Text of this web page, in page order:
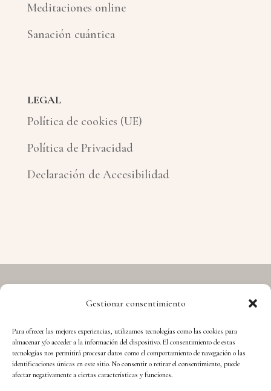
Gestionar consentimiento
Para ofrecer las mejores experiencias, utilizamos tecnologías como las cookies para
almacenar y/o acceder a la información del dispositivo. El consentimiento de estas
tecnologías nos permitirá procesar datos como el comportamiento de navegación o las
identificaciones únicas en este sitio. No consentir o retirar el consentimiento, puede
afectar negativamente a ciertas características y funciones.
Meditaciones online
Sanación cuántica
LEGAL
Política de cookies (UE)
Política de Privacidad
Declaración de Accesibilidad